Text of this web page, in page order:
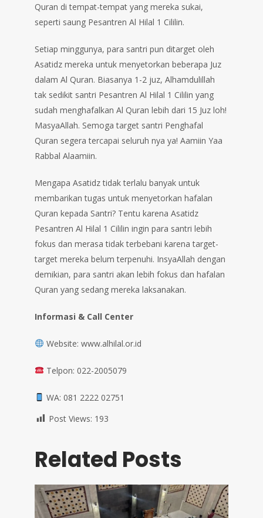
Quran di tempat-tempat yang mereka sukai,
seperti saung Pesantren Al Hilal 1 Cililin.
Setiap minggunya, para santri pun ditarget oleh
Asatidz mereka untuk menyetorkan beberapa Juz
dalam Al Quran. Biasanya 1-2 juz, Alhamdulillah
tak sedikit santri Pesantren Al Hilal 1 Cililin yang
sudah menghafalkan Al Quran lebih dari 15 Juz loh!
MasyaAllah. Semoga target santri Penghafal
Quran segera tercapai seluruh nya ya! Aamiin Yaa
Rabbal Alaamiin.
Mengapa Asatidz tidak terlalu banyak untuk
membarikan tugas untuk menyetorkan hafalan
Quran kepada Santri? Tentu karena Asatidz
Pesantren Al Hilal 1 Cililin ingin para santri lebih
fokus dan merasa tidak terbebani karena target-
target mereka belum terpenuhi. InsyaAllah dengan
demikian, para santri akan lebih fokus dan hafalan
Quran yang sedang mereka laksanakan.
Informasi & Call Center
Website: www.alhilal.or.id
Telpon: 022-2005079
WA: 081 2222 02751
Post Views: 193
Related Posts